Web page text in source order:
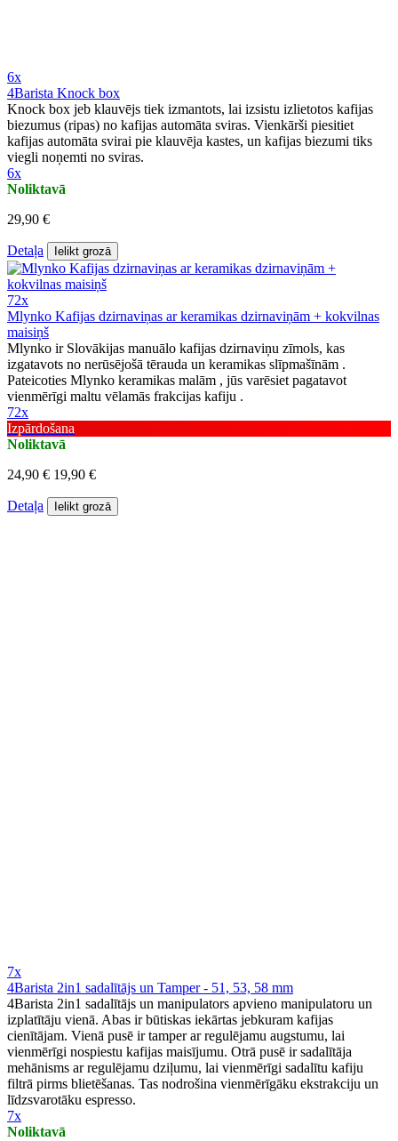
6x
4Barista Knock box
Knock box jeb klauvējs tiek izmantots, lai izsistu izlietotos kafijas
biezumus (ripas) no kafijas automāta sviras. Vienkārši piesitiet
kafijas automāta svirai pie klauvēja kastes, un kafijas biezumi tiks
viegli noņemti no sviras.
6x
Noliktavā
29,90 €
Detaļa Ielikt grozā
72x
Mlynko Kafijas dzirnaviņas ar keramikas dzirnaviņām + kokvilnas
maisiņš
Mlynko ir Slovākijas manuālo kafijas dzirnaviņu zīmols, kas
izgatavots no nerūsējošā tērauda un keramikas slīpmašīnām .
Pateicoties Mlynko keramikas malām , jūs varēsiet pagatavot
vienmērīgi maltu vēlamās frakcijas kafiju .
72x
Izpārdošana
Noliktavā
24,90 € 19,90 €
Detaļa Ielikt grozā
7x
4Barista 2in1 sadalītājs un Tamper - 51, 53, 58 mm
4Barista 2in1 sadalītājs un manipulators apvieno manipulatoru un
izplatītāju vienā. Abas ir būtiskas iekārtas jebkuram kafijas
cienītājam. Vienā pusē ir tamper ar regulējamu augstumu, lai
vienmērīgi nospiestu kafijas maisījumu. Otrā pusē ir sadalītāja
mehānisms ar regulējamu dziļumu, lai vienmērīgi sadalītu kafiju
filtrā pirms blietēšanas. Tas nodrošina vienmērīgāku ekstrakciju un
līdzsvarotāku espresso.
7x
Noliktavā